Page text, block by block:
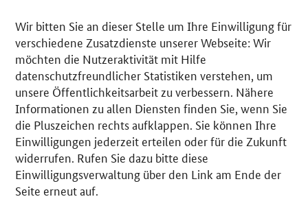
Wir bitten Sie an dieser Stelle um Ihre Einwilligung für
verschiedene Zusatzdienste unserer Webseite: Wir
möchten die Nutzeraktivität mit Hilfe
datenschutzfreundlicher Statistiken verstehen, um
unsere Öffentlichkeitsarbeit zu verbessern. Nähere
Informationen zu allen Diensten finden Sie, wenn Sie
die Pluszeichen rechts aufklappen. Sie können Ihre
Einwilligungen jederzeit erteilen oder für die Zukunft
widerrufen. Rufen Sie dazu bitte diese
Einwilligungsverwaltung über den Link am Ende der
Seite erneut auf.